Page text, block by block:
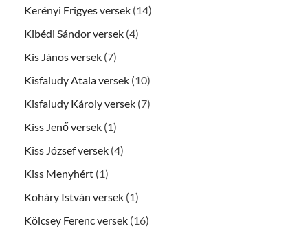
Kerényi Frigyes versek (14)
Kibédi Sándor versek (4)
Kis János versek (7)
Kisfaludy Atala versek (10)
Kisfaludy Károly versek (7)
Kiss Jenő versek (1)
Kiss József versek (4)
Kiss Menyhért (1)
Koháry István versek (1)
Kölcsey Ferenc versek (16)